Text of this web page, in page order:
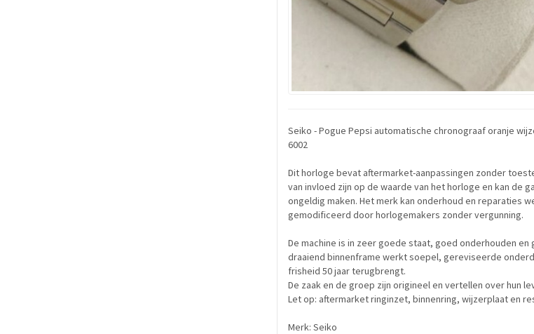
Seiko - Pogue Pepsi automatische chronograaf oranje
6002
Dit horloge bevat aftermarket-aanpassingen zonder
van invloed zijn op de waarde van het horloge en kan de
ongeldig maken. Het merk kan onderhoud en reparaties
gemodificeerd door horlogemakers zonder vergunning.
De machine is in zeer goede staat, goed onderhouden
draaiend binnenframe werkt soepel, gereviseerde
frisheid 50 jaar terugbrengt.
De zaak en de groep zijn origineel en vertellen over hun
Let op: aftermarket ringinzet, binnenring, wijzerplaat en
Merk: Seiko